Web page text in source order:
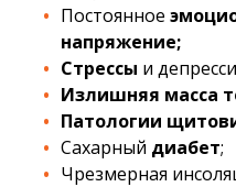
Постоянное
напряжение;
Стрессы и
Излишняя масса
Патологии
Сахарный диабет;
Чрезмерная